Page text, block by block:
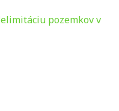
pozemkov v